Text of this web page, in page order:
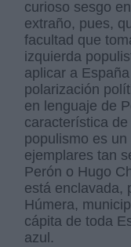
curioso sesgo
extraño, pues,
facultad que
izquierda
aplicar a
polarización
en lenguaje de
característica
populismo es
ejemplares tan
Perón o Hugo
está enclavada,
Húmera,
cápita de toda
azul.